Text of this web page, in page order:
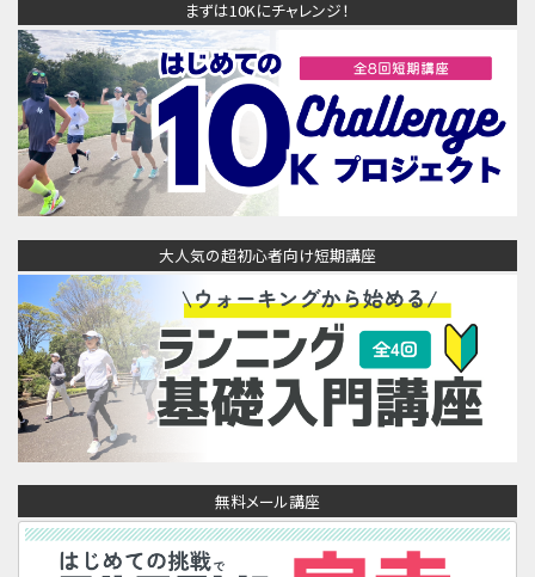
まずは10Kにチャレンジ！
大人気の超初心者向け短期講座
無料メール講座